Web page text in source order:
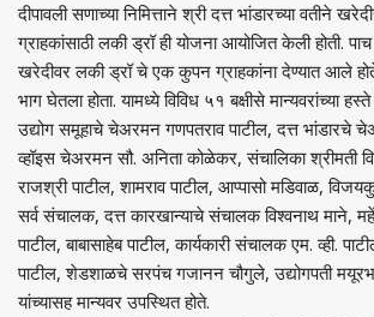
दीपावली सणाच्या निमित्ताने श्री दत्त भांडारच्या वतीने
ग्राहकांसाठी लकी ड्रॉ ही योजना आयोजित केली होती.
खरेदीवर लकी ड्रॉ चे एक कुपन ग्राहकांना देण्यात आले
भाग घेतला होता. यामध्ये विविध ५१ बक्षीसे मान्यवरांच्या
उद्योग समूहाचे चेअरमन गणपतराव पाटील, दत्त भांडारचे
व्हॉइस चेअरमन सौ. अनिता कोळेकर, संचालिका श्रीमती
राजश्री पाटील, शामराव पाटील, आप्पासो मडिवाळ,
सर्व संचालक, दत्त कारखान्याचे संचालक विश्वनाथ माने,
पाटील, बाबासाहेब पाटील, कार्यकारी संचालक एम. व्ही.
पाटील, शेडशाळचे सरपंच गजानन चौगुले, उद्योगपती
यांच्यासह मान्यवर उपस्थित होते.